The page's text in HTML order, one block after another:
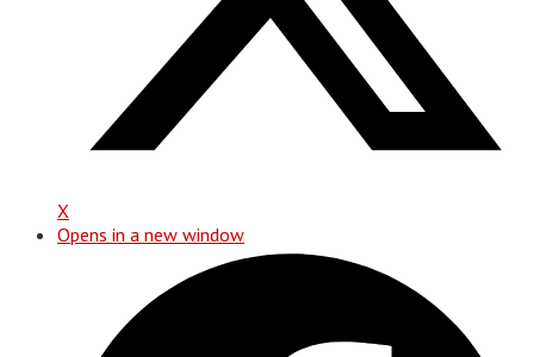
X
Opens in a new window